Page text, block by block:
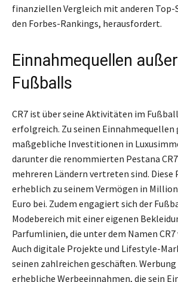
finanziellen Vergleich mit anderen
den Forbes-Rankings, herausfordert.
Einnahmequellen
Fußballs
CR7 ist über seine Aktivitäten im
erfolgreich. Zu seinen Einnahmequellen
maßgebliche Investitionen in
darunter die renommierten Pestana
mehreren Ländern vertreten sind.
erheblich zu seinem Vermögen in
Euro bei. Zudem engagiert sich der
Modebereich mit einer eigenen
Parfumlinien, die unter dem Namen
Auch digitale Projekte und Lifestyle-
seinen zahlreichen geschäften.
erhebliche Werbeeinnahmen, die sein